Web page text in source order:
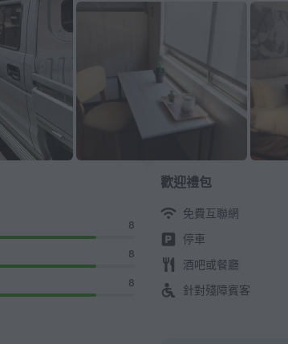
8
8
8
歡迎禮包
免費互聯網
停車
酒吧或餐廳
針對殘障賓客